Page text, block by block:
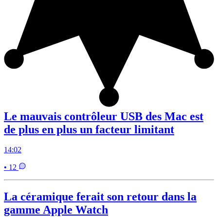
Le mauvais contrôleur USB des Mac est
de plus en plus un facteur limitant
14:02
• 12
La céramique ferait son retour dans la
gamme Apple Watch